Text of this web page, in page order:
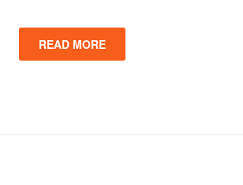
READ MORE